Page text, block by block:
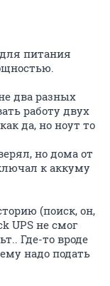
питания
два разных
работу двух
да, но ноут то
но дома от
к аккуму
(поиск, он,
UPS не смог
Где-то вроде
надо подать